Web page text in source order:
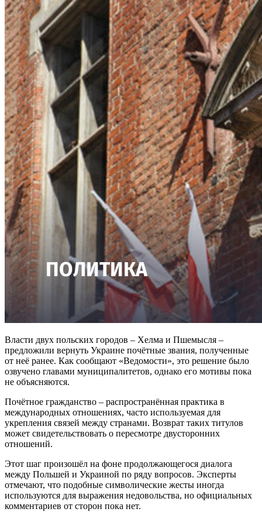
Власти двух польских городов – Хелма и Пшемысля –
предложили вернуть Украине почётные звания, полученные
от неё ранее. Как сообщают «Ведомости», это решение было
озвучено главами муниципалитетов, однако его мотивы пока
не объясняются.
Почётное гражданство – распространённая практика в
международных отношениях, часто используемая для
укрепления связей между странами. Возврат таких титулов
может свидетельствовать о пересмотре двусторонних
отношений.
Этот шаг произошёл на фоне продолжающегося диалога
между Польшей и Украиной по ряду вопросов. Эксперты
отмечают, что подобные символические жесты иногда
используются для выражения недовольства, но официальных
комментариев от сторон пока нет.